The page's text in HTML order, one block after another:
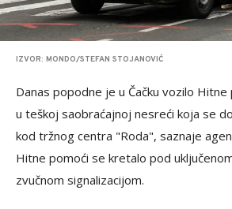
IZVOR: MONDO/STEFAN STOJANOVIĆ
Danas popodne je u Čačku vozilo Hitne
u teškoj saobraćajnoj nesreći koja se
kod tržnog centra "Roda", saznaje
Hitne pomoći se kretalo pod
zvučnom signalizacijom.